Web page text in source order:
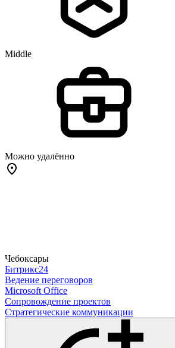
Middle
Можно удалённо
Чебоксары
Битрикс24
Ведение переговоров
Microsoft Office
Сопровождение проектов
Стратегические коммуникации